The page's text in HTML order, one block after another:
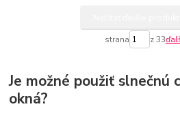
strana z 33
Je možné použiť slnečnú
okná?